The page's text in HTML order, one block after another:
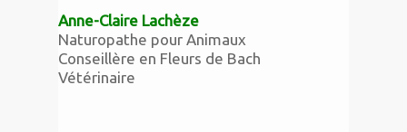
Anne-Claire Lachèze
Naturopathe pour Animaux
Conseillère en Fleurs de Bach
Vétérinaire